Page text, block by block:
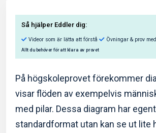
Så hjälper Eddler dig:
På högskoleprovet förekommer
visar flöden av exempelvis
med pilar. Dessa diagram har
standardformat utan kan se ut lite